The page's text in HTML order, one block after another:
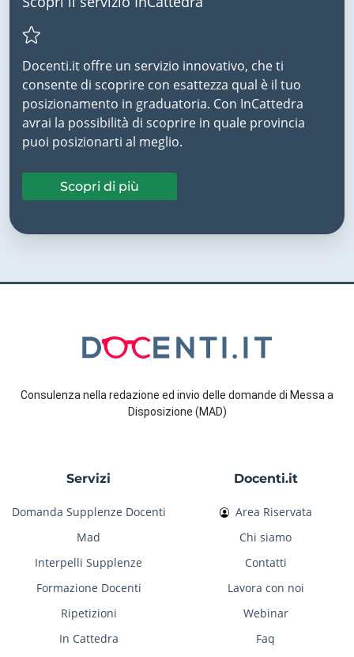
Docenti.it offre un servizio innovativo, che ti
consente di scoprire con esattezza qual è il tuo
posizionamento in graduatoria. Con InCattedra
avrai la possibilità di scoprire in quale provincia
puoi posizionarti al meglio.
Scopri di più
Consulenza nella redazione ed invio delle domande di Messa a
Disposizione (MAD)
Servizi
Domanda Supplenze Docenti
Mad
Interpelli Supplenze
Formazione Docenti
Ripetizioni
In Cattedra
Docenti.it
Area Riservata
Chi siamo
Contatti
Lavora con noi
Webinar
Faq